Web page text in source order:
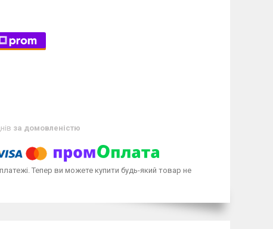
за домовленістю
Тепер ви можете купити будь-який товар не